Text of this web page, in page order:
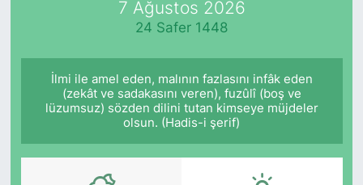
7 Ağustos 2026
24 Safer 1448
İlmi ile amel eden, malının fazlasını infâk eden
(zekât ve sadakasını veren), fuzûlî (boş ve
lüzumsuz) sözden dilini tutan kimseye müjdeler
olsun. (Hadis-i şerif)
KÖŞE YAZILARI
KÖŞE YAZILARI (Arşiv)
KÜLTÜR SANAT